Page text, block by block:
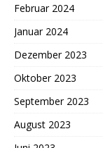
Februar 2024
Januar 2024
Dezember 2023
Oktober 2023
September 2023
August 2023